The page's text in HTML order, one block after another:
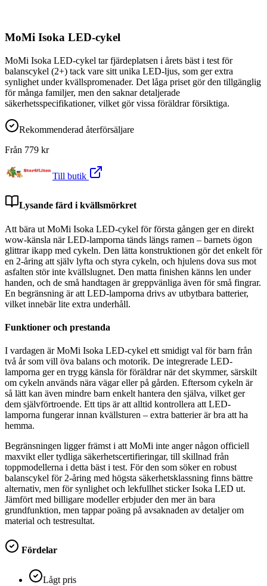
MoMi Isoka LED-cykel
MoMi Isoka LED-cykel tar fjärdeplatsen i årets bäst i test för
balanscykel (2+) tack vare sitt unika LED-ljus, som ger extra
synlighet under kvällspromenader. Det låga priset gör den tillgänglig
för många familjer, men den saknar detaljerade
säkerhetsspecifikationer, vilket gör vissa föräldrar försiktiga.
Rekommenderad återförsäljare
Från 779 kr
Till butik
Lysande färd i kvällsmörkret
Att bära ut MoMi Isoka LED-cykel för första gången ger en direkt
wow-känsla när LED-lamporna tänds längs ramen – barnets ögon
glittrar ikapp med cykeln. Den lätta konstruktionen gör det enkelt för
en 2-åring att själv lyfta och styra cykeln, och hjulens dova sus mot
asfalten stör inte kvällslugnet. Den matta finishen känns len under
handen, och de små handtagen är greppvänliga även för små fingrar.
En begränsning är att LED-lamporna drivs av utbytbara batterier,
vilket innebär lite extra underhåll.
Funktioner och prestanda
I vardagen är MoMi Isoka LED-cykel ett smidigt val för barn från
två år som vill öva balans och motorik. De integrerade LED-
lamporna ger en trygg känsla för föräldrar när det skymmer, särskilt
om cykeln används nära vägar eller på gården. Eftersom cykeln är
så lätt kan även mindre barn enkelt hantera den själva, vilket ger
dem självförtroende. Ett tips är att alltid kontrollera att LED-
lamporna fungerar innan kvällsturen – extra batterier är bra att ha
hemma.
Begränsningen ligger främst i att MoMi inte anger någon officiell
maxvikt eller tydliga säkerhetscertifieringar, till skillnad från
toppmodellerna i detta bäst i test. För den som söker en robust
balanscykel för 2-åring med högsta säkerhetsklassning finns bättre
alternativ, men för synlighet och lekfullhet sticker Isoka LED ut.
Jämfört med billigare modeller erbjuder den mer än bara
grundfunktion, men tappar poäng på avsaknaden av detaljer om
material och testresultat.
Fördelar
Lågt pris